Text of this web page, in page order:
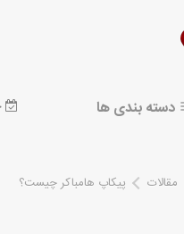
دسته بندی ها
مقالات پیکاپ هامباکر چیست؟